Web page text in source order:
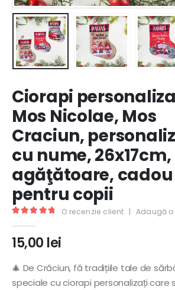
Ciorapi
Mos Nicolae, Mos
Craciun,
cu nume,
agăţătoare, cadou
pentru copii
O recenzie client | Adaugă o
15,00 lei
🎄 De Crăciun, fă tradițiile tale de
speciale cu ciorapi personalizați care